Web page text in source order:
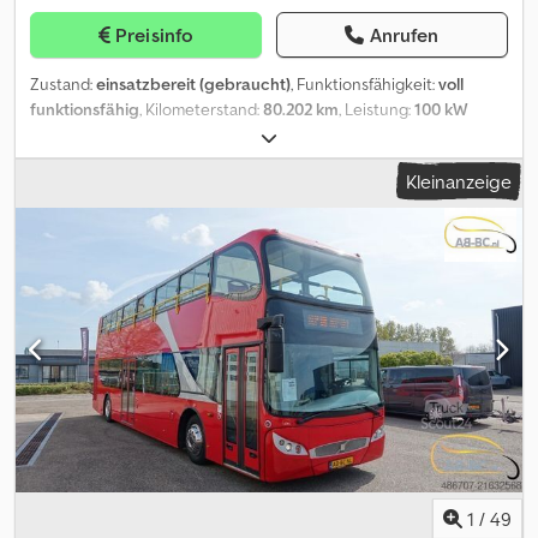
Preisinfo Anrufen
Zustand:einsatzbereit (gebraucht), Funktionsfähigkeit:voll
funktionsfähig, Kilometerstand:80.202 km, Leistung:100 kW
01/2019
Sitzplätze:17, Getriebetyp:mechanisch, Achsen-Konfiguration:2
195/75 R16C,
Gesamtlänge:6.050 mm, Gesamtbreite:
, Ausstattung:
ABS, Behindertengerecht,
, Schulbus - Iveco Daily Technische Daten: -
Erstzulassung: 2019 - km: 80.202 - Sitzplätze: 19 - Euro: Euro 6 -
Kraftstoff: Erdgas - Getriebe: Schaltgetriebe - Leistung: 100 kW
(136 CV/HP) Dksdpszrkv Rofx Ahzer - Länge: 6.05 m - Achsen: 2 -
Motor: Iveco F1CFA401A*E Ausstattung: - ABS - ASR -
Rollstuhlrampe - Sicherheitsgurte Verkauft von Fleequid, dem
europäischen Marktplatz für gebrauchte Busse.
Kleinanzeige
1 / 49